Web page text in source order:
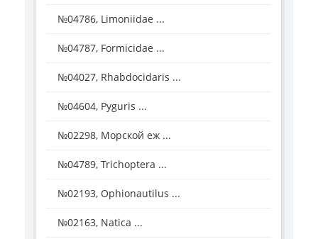
№04786, Limoniidae ...
№04787, Formicidae ...
№04027, Rhabdocidaris ...
№04604, Pyguris ...
№02298, Морской еж ...
№04789, Trichoptera ...
№02193, Ophionautilus ...
№02163, Natica ...